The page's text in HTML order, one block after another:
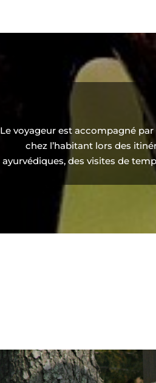
Le voyageur est accompagné
chez l’habitant lors des
ayurvédiques, des visites de